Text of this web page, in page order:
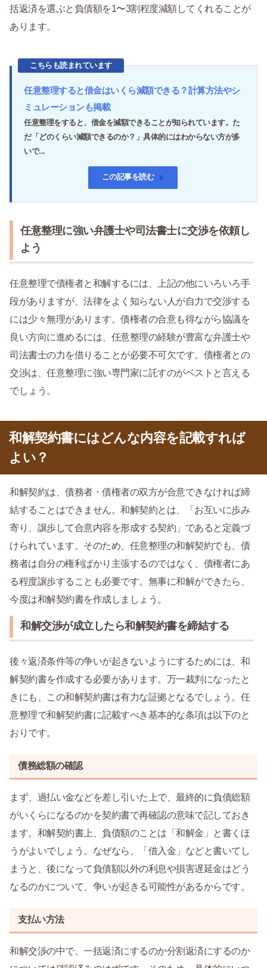
括返済を選ぶと負債額を1〜3割程度減額してくれることが
あります。
こちらも読まれています
任意整理すると借金はいくら減額できる？計算方法やシ
ミュレーションも掲載
任意整理をすると、借金を減額できることが知られています。た
だ「どのくらい減額できるのか？」具体的にはわからない方が多
いで...
この記事を読む
任意整理に強い弁護士や司法書士に交渉を依頼し
よう
任意整理で債権者と和解するには、上記の他にいろいろ手
段がありますが、法律をよく知らない人が自力で交渉する
には少々無理があります。債権者の合意も得ながら協議を
良い方向に進めるには、任意整理の経験が豊富な弁護士や
司法書士の力を借りることが必要不可欠です。債権者との
交渉は、任意整理に強い専門家に託すのがベストと言える
でしょう。
和解契約書にはどんな内容を記載すれば
よい？
和解契約は、債務者・債権者の双方が合意できなければ締
結することはできません。和解契約とは、「お互いに歩み
寄り、譲歩して合意内容を形成する契約」であると定義づ
けられています。そのため、任意整理の和解契約でも、債
務者は自分の権利ばかり主張するのではなく、債権者にあ
る程度譲歩することも必要です。無事に和解ができたら、
今度は和解契約書を作成しましょう。
和解交渉が成立したら和解契約書を締結する
後々返済条件等の争いが起きないようにするためには、和
解契約書を作成する必要があります。万一裁判になったと
きにも、この和解契約書は有力な証拠となるでしょう。任
意整理で和解契約書に記載すべき基本的な条項は以下のと
おりです。
債務総額の確認
まず、過払い金などを差し引いた上で、最終的に負債総額
がいくらになるのかを契約書で再確認の意味で記しておき
ます。和解契約書上、負債額のことは「和解金」と書くほ
うがよいでしょう。なぜなら、「借入金」などと書いてし
まうと、後になって負債額以外の利息や損害遅延金はどう
なるのかについて、争いが起きる可能性があるからです。
支払い方法
和解交渉の中で、一括返済にするのか分割返済にするのか